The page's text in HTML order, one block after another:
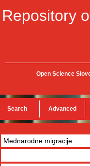
Repository
Open Science
Search Advanced